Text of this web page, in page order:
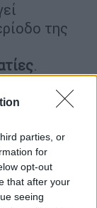
parties, or
for
opt-out
that after your
seeing
της
.
που έχει
(όταν